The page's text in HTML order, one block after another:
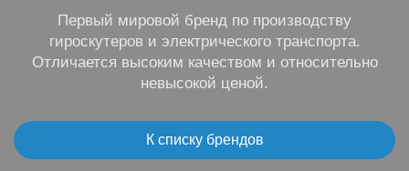
Первый мировой бренд по производству
гироскутеров и электрического транспорта.
Отличается высоким качеством и относительно
невысокой ценой.
К списку брендов